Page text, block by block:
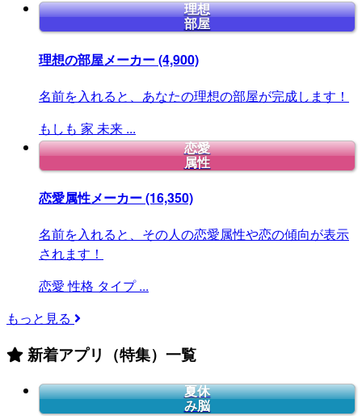
理想
部屋
理想の部屋メーカー(4,900)
名前を入れると、あなたの理想の部屋が完成します！
もしも 家 未来 ...
恋愛
属性
恋愛属性メーカー(16,350)
名前を入れると、その人の恋愛属性や恋の傾向が表示
されます！
恋愛 性格 タイプ ...
もっと見る
新着アプリ（特集）一覧
夏休
み脳